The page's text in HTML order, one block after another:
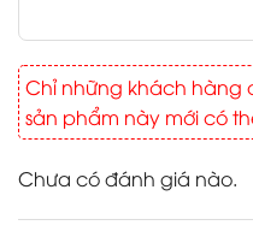
Chỉ những khách
sản phẩm này mới có
Chưa có đánh giá nào.